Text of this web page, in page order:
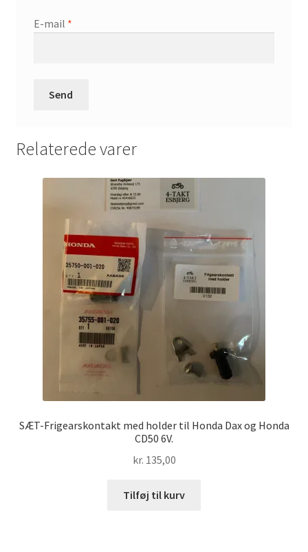
E-mail *
Relaterede varer
SÆT-Frigearskontakt med holder til Honda Dax og Honda
CD50 6V.
kr. 135,00
Tilføj til kurv